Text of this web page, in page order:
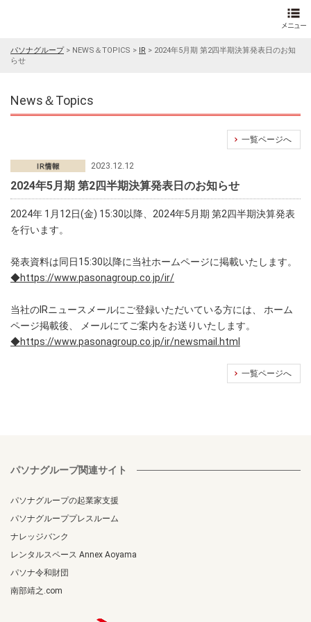
パソナグループ> NEWS＆TOPICS > IR > 2024年5月期 第2四半期決算発表日のお知
らせ
News＆Topics
一覧ページへ
2023.12.12
2024年5月期 第2四半期決算発表日のお知らせ
2024年 1月12日(金) 15:30以降、2024年5月期 第2四半期決算発表
を行います。
発表資料は同日15:30以降に当社ホームページに掲載いたします。
◆https://www.pasonagroup.co.jp/ir/
当社のIRニュースメールにご登録いただいている方には、 ホーム
ページ掲載後、 メールにてご案内をお送りいたします。
◆https://www.pasonagroup.co.jp/ir/newsmail.html
一覧ページへ
パソナグループ関連サイト
パソナグループの起業家支援
パソナグループプレスルーム
ナレッジバンク
レンタルスペース Annex Aoyama
パソナ令和財団
南部靖之.com